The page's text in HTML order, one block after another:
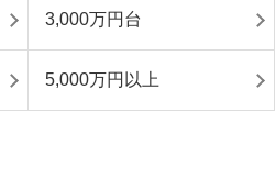
3,000万円台
5,000万円以上